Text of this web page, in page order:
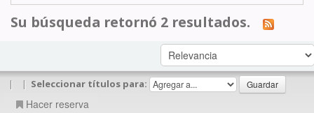
Su búsqueda retornó 2 resultados.
| | Seleccionar títulos para:
Hacer reserva